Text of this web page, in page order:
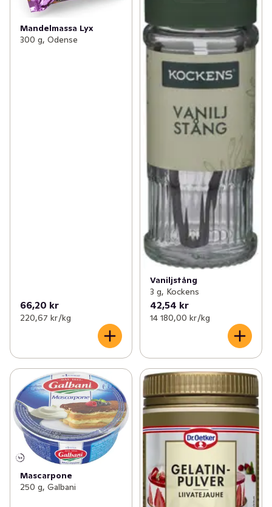
Mandelmassa Lyx
300 g, Odense
66,20 kr
220,67 kr /kg
Vaniljstång
3 g, Kockens
42,54 kr
14 180,00 kr /kg
Mascarpone
250 g, Galbani